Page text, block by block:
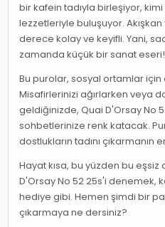
bir kafein tadıyla birleşiyor,
lezzetleriyle buluşuyor.
derece kolay ve keyifli. Yani,
zamanda küçük bir sanat eseri!
Bu purolar, sosyal ortamlar
Misafirlerinizi ağırlarken veya
geldiğinizde, Quai D'Orsay No
sohbetlerinize renk katacak.
dostlukların tadını çıkarmanın
Hayat kısa, bu yüzden bu eşsiz
D'Orsay No 52 25s'i denemek,
hediye gibi. Hemen şimdi bir
çıkarmaya ne dersiniz?